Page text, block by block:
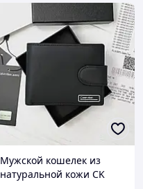
Мужской кошелек из
натуральной кожи CK